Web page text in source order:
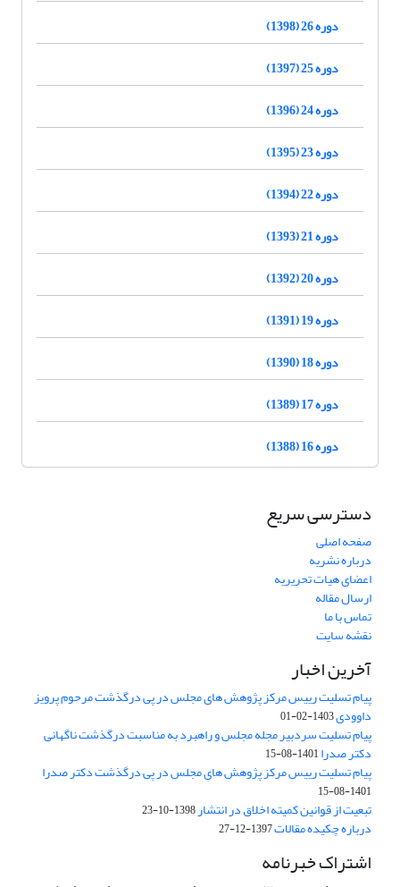
دوره 26 (1398)
دوره 25 (1397)
دوره 24 (1396)
دوره 23 (1395)
دوره 22 (1394)
دوره 21 (1393)
دوره 20 (1392)
دوره 19 (1391)
دوره 18 (1390)
دوره 17 (1389)
دوره 16 (1388)
دسترسی سریع
صفحه اصلی
درباره نشریه
اعضای هیات تحریریه
ارسال مقاله
تماس با ما
نقشه سایت
آخرین اخبار
پیام تسلیت رییس مرکز پژوهش های مجلس در پی درگذشت مرحوم پرویز
داوودی1403-02-01
پیام تسلیت سردبیر مجله مجلس و راهبرد به مناسبت درگذشت ناگهانی
دکتر صدرا1401-08-15
پیام تسلیت رییس مرکز پژوهش های مجلس در پی درگذشت دکتر صدرا
1401-08-15
تبعیت از قوانین کمیته اخلاق در انتشار1398-10-23
درباره چکیده مقالات1397-12-27
اشتراک خبرنامه